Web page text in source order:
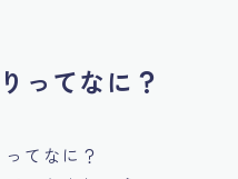
ってなに？
てなに？